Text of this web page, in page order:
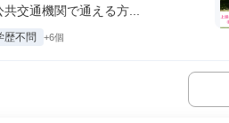
交通機関で通える方...
歴不問 +6個